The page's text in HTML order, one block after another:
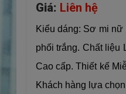
Giá: Liên hệ
Kiểu dáng: Sơ mi nữ
phối trắng. Chất liệu
Cao cấp. Thiết kế
Khách hàng lựa